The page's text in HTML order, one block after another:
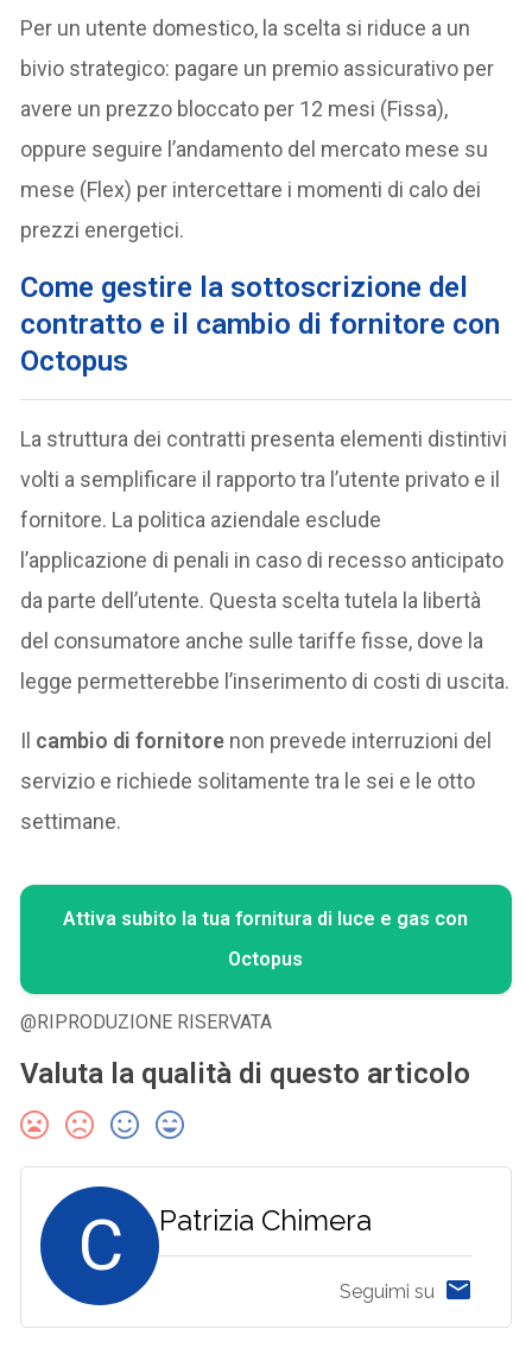
Per un utente domestico, la scelta si riduce a un
bivio strategico: pagare un premio assicurativo per
avere un prezzo bloccato per 12 mesi (Fissa),
oppure seguire l’andamento del mercato mese su
mese (Flex) per intercettare i momenti di calo dei
prezzi energetici.
Come gestire la sottoscrizione del
contratto e il cambio di fornitore con
Octopus
La struttura dei contratti presenta elementi distintivi
volti a semplificare il rapporto tra l’utente privato e il
fornitore. La politica aziendale esclude
l’applicazione di penali in caso di recesso anticipato
da parte dell’utente. Questa scelta tutela la libertà
del consumatore anche sulle tariffe fisse, dove la
legge permetterebbe l’inserimento di costi di uscita.
Il cambio di fornitore non prevede interruzioni del
servizio e richiede solitamente tra le sei e le otto
settimane.
Attiva subito la tua fornitura di luce e gas con
Octopus
@RIPRODUZIONE RISERVATA
Valuta la qualità di questo articolo
C Patrizia Chimera
Seguimi su